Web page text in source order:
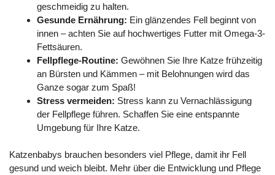
geschmeidig zu halten.
Gesunde Ernährung: Ein glänzendes Fell beginnt von
innen – achten Sie auf hochwertiges Futter mit Omega-3-
Fettsäuren.
Fellpflege-Routine: Gewöhnen Sie Ihre Katze frühzeitig
an Bürsten und Kämmen – mit Belohnungen wird das
Ganze sogar zum Spaß!
Stress vermeiden: Stress kann zu Vernachlässigung
der Fellpflege führen. Schaffen Sie eine entspannte
Umgebung für Ihre Katze.
Katzenbabys brauchen besonders viel Pflege, damit ihr Fell
gesund und weich bleibt. Mehr über die Entwicklung und Pflege